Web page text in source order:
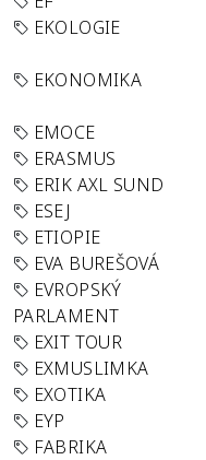
EKOLOGIE
EKONOMIKA
EMOCE
ERASMUS
ERIK AXL SUND
ESEJ
ETIOPIE
EVA BUREŠOVÁ
EVROPSKÝ
PARLAMENT
EXIT TOUR
EXMUSLIMKA
EXOTIKA
EYP
FABRIKA